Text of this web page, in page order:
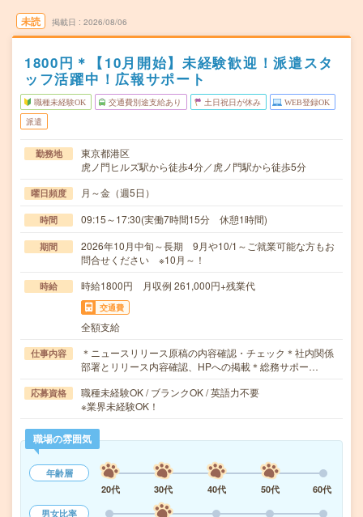
未読 掲載日 2026/08/06
1800円＊【10月開始】未経験歓迎！派遣スタ
ッフ活躍中！広報サポート
職種未経験OK 交通費別途支給あり 土日祝日が休み WEB登録OK
派遣
勤務地
東京都港区
虎ノ門ヒルズ駅から徒歩4分／虎ノ門駅から徒歩5分
曜日頻度 月～金（週5日）
時間 09:15～17:30(実働7時間15分 休憩1時間)
期間
2026年10月中旬～長期 9月や10/1～ご就業可能な方もお
問合せください ※10月～！
時給 時給1800円 月収例 261,000円+残業代
交通費
全額支給
仕事内容
＊ニュースリリース原稿の内容確認・チェック＊社内関係
部署とリリース内容確認、HPへの掲載＊総務サポー…
応募資格
職種未経験OK / ブランクOK / 英語力不要
※業界未経験OK！
職場の雰囲気
年齢層
20代
30代 40代 50代
60代
男女比率